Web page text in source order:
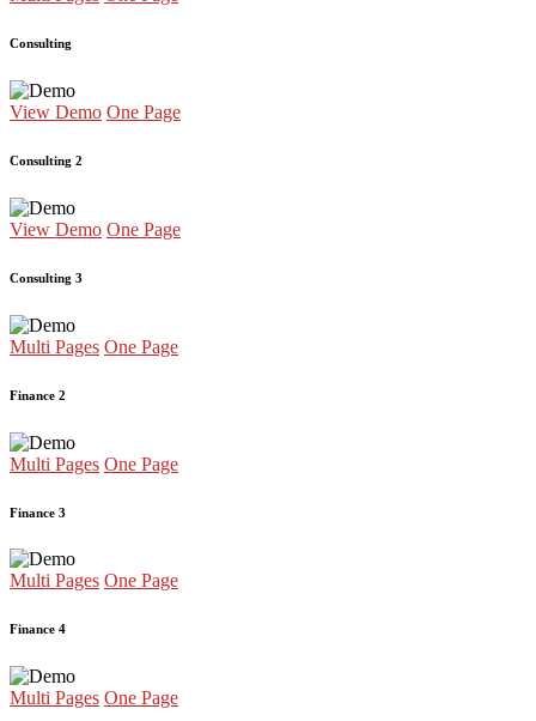
Consulting
View Demo One Page
Consulting 2
View Demo One Page
Consulting 3
Multi Pages One Page
Finance 2
Multi Pages One Page
Finance 3
Multi Pages One Page
Finance 4
Multi Pages One Page